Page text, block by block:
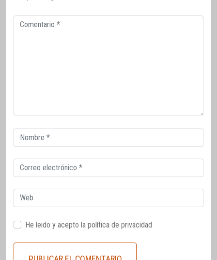
Comentario
Correo
electrónico
Correo
electrónico
Web
He leido y acepto la política de privacidad